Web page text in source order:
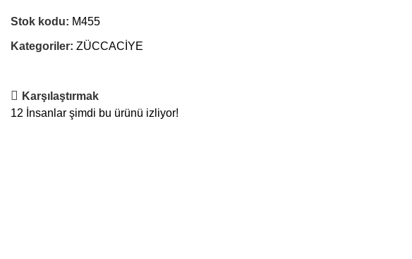
Stok kodu: M455
Kategoriler: ZÜCCACİYE
Karşılaştırmak
12 İnsanlar şimdi bu ürünü izliyor!